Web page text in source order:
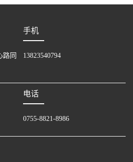
路同
手机
13823540794
电话
0755-8821-8986